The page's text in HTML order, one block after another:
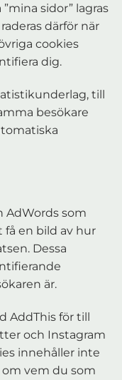
sidor” lagras
därför när
cookies
dig.
till
besökare
AdWords som
få en bild av hur
Dessa
är.
AddThis för till
och Instagram
innehåller inte
vem du som